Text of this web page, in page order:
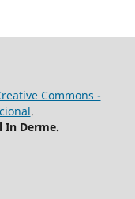
Commons -
.
In Derme.